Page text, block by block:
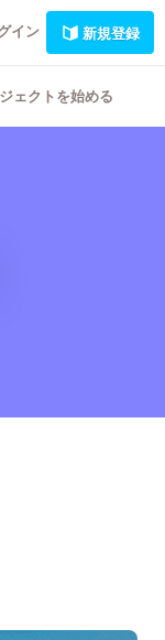
イン 新規登録
ェクトを始める